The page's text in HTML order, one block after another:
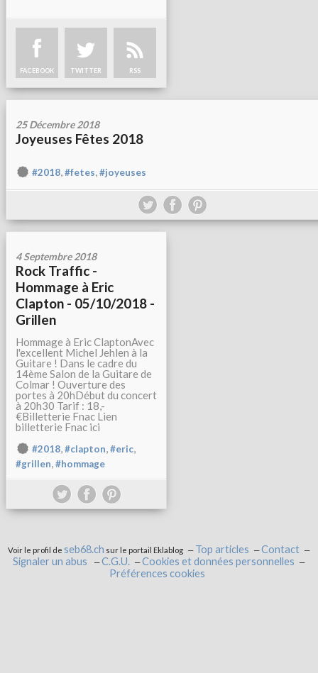
FACEBOOK TWITTER RSS
25 Décembre 2018
Joyeuses Fêtes 2018
#2018,#fetes,#joyeuses
4 Septembre 2018
Rock Traffic -
Hommage à Eric
Clapton - 05/10/2018 -
Grillen
Hommage à Eric ClaptonAvec
l'excellent Michel Jehlen à la
Guitare ! Dans le cadre du
14ème Salon de la Guitare de
Colmar ! Ouverture des
portes à 20hDébut du concert
à 20h30 Tarif : 18,-
€Billetterie Fnac Lien
billetterie Fnac ici
#2018,#clapton,#eric,
#grillen,#hommage
Voir le profil de seb68.ch sur le portail Eklablog Top articles
Contact
Signaler un abus
C.G.U.
Cookies et données personnelles
Préférences cookies